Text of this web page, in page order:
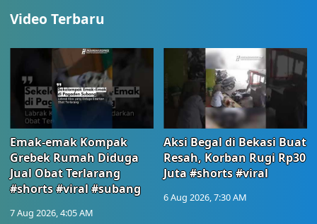
Video Terbaru
Emak-emak Kompak
Grebek Rumah Diduga
Jual Obat Terlarang
#shorts #viral #subang
7 Aug 2026, 4:05 AM
Aksi Begal di Bekasi Buat
Resah, Korban Rugi Rp30
Juta #shorts #viral
6 Aug 2026, 7:30 AM